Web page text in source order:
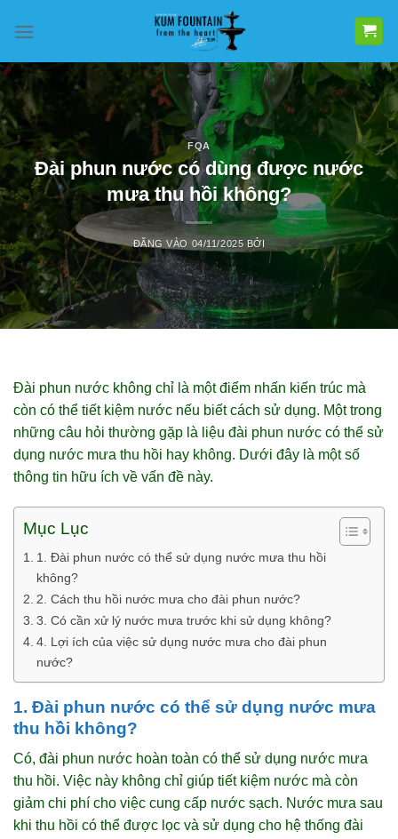
qua
dung
FQA
Đài phun nước có dùng được nước
mưa thu hồi không?
ĐĂNG VÀO 04/11/2025 BỞI
Đài phun nước không chỉ là một điểm nhấn kiến trúc mà
còn có thể tiết kiệm nước nếu biết cách sử dụng. Một trong
những câu hỏi thường gặp là liệu đài phun nước có thể sử
dụng nước mưa thu hồi hay không. Dưới đây là một số
thông tin hữu ích về vấn đề này.
Mục Lục
1. Đài phun nước có thể sử dụng nước mưa thu hồi
không?
2. Cách thu hồi nước mưa cho đài phun nước?
3. Có cần xử lý nước mưa trước khi sử dụng không?
4. Lợi ích của việc sử dụng nước mưa cho đài phun
nước?
1. Đài phun nước có thể sử dụng nước mưa
thu hồi không?
Có, đài phun nước hoàn toàn có thể sử dụng nước mưa
thu hồi. Việc này không chỉ giúp tiết kiệm nước mà còn
giảm chi phí cho việc cung cấp nước sạch. Nước mưa sau
khi thu hồi có thể được lọc và sử dụng cho hệ thống đài